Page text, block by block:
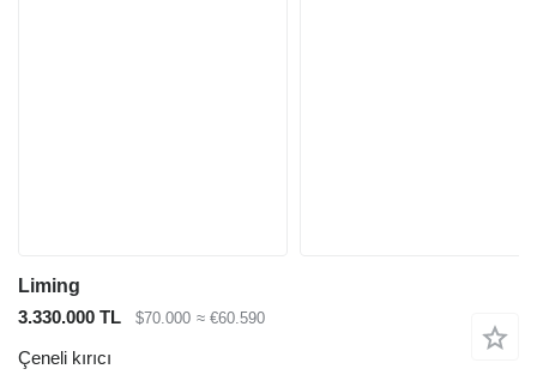
Liming
3.330.000 TL
$70.000 ≈ €60.590
Çeneli kırıcı